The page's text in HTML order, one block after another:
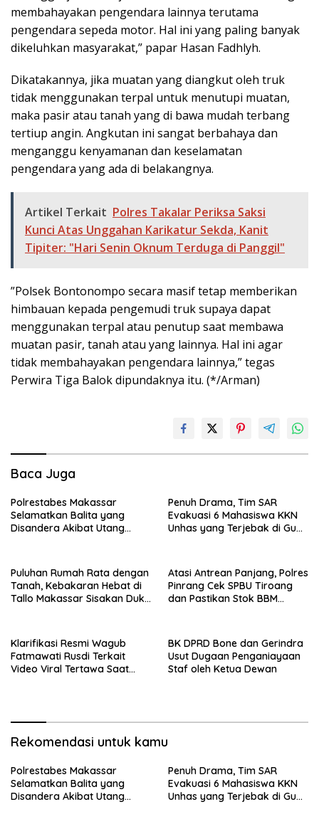
membahayakan pengendara lainnya terutama
pengendara sepeda motor. Hal ini yang paling banyak
dikeluhkan masyarakat,” papar Hasan Fadhlyh.
Dikatakannya, jika muatan yang diangkut oleh truk
tidak menggunakan terpal untuk menutupi muatan,
maka pasir atau tanah yang di bawa mudah terbang
tertiup angin. Angkutan ini sangat berbahaya dan
menganggu kenyamanan dan keselamatan
pengendara yang ada di belakangnya.
Artikel Terkait Polres Takalar Periksa Saksi
Kunci Atas Unggahan Karikatur Sekda, Kanit
Tipiter: "Hari Senin Oknum Terduga di Panggil"
”Polsek Bontonompo secara masif tetap memberikan
himbauan kepada pengemudi truk supaya dapat
menggunakan terpal atau penutup saat membawa
muatan pasir, tanah atau yang lainnya. Hal ini agar
tidak membahayakan pengendara lainnya,” tegas
Perwira Tiga Balok dipundaknya itu. (*/Arman)
Baca Juga
Polrestabes Makassar
Selamatkan Balita yang
Disandera Akibat Utang
Penuh Drama, Tim SAR
Evakuasi 6 Mahasiswa KKN
Unhas yang Terjebak di Gua
Puluhan Rumah Rata dengan
Tanah, Kebakaran Hebat di
Tallo Makassar Sisakan Duka
Atasi Antrean Panjang, Polres
Pinrang Cek SPBU Tiroang
dan Pastikan Stok BBM
Klarifikasi Resmi Wagub
Fatmawati Rusdi Terkait
Video Viral Tertawa Saat
BK DPRD Bone dan Gerindra
Usut Dugaan Penganiayaan
Staf oleh Ketua Dewan
Rekomendasi untuk kamu
Polrestabes Makassar
Selamatkan Balita yang
Disandera Akibat Utang
Penuh Drama, Tim SAR
Evakuasi 6 Mahasiswa KKN
Unhas yang Terjebak di Gua